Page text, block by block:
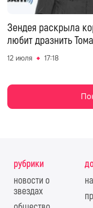
Зендея раскрыла
любит дразнить
12 июля 17:18
рубрики
новости о
звездах